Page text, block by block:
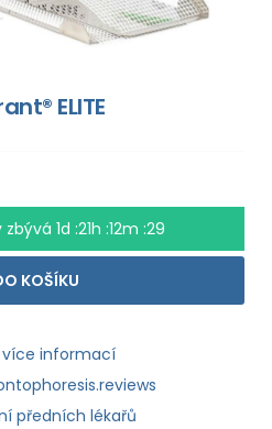
ELITE
zbývá 1d :21h :12m :29
KOŠÍKU
více informací
předních lékařů